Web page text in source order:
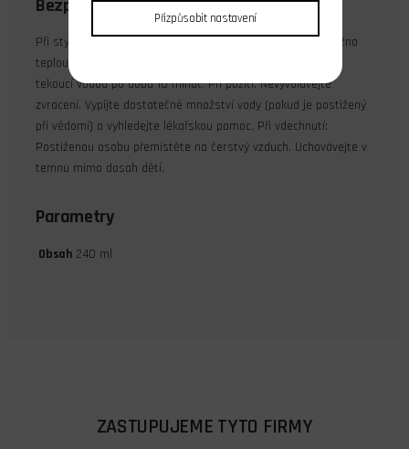
Bezpečnostní upozornění
Při styku s kůží: Zasažené části pokožky umyjte pokud možno
teplou vodou a mýdlem. Při zasažení očí: Vyplachujte oko
tekoucí vodou po dobu 10 minut. Při požití: Nevyvolávejte
zvracení. Vypijte dostatečné množství vody (pokud je postižený
při vědomí) a vyhledejte lékařskou pomoc. Při vdechnutí:
Postiženou osobu přemístěte na čerstvý vzduch. Uchovávejte v
temnu mimo dosah dětí.
Parametry
Obsah 240 ml
ZASTUPUJEME TYTO FIRMY
Přizpůsobit nastavení